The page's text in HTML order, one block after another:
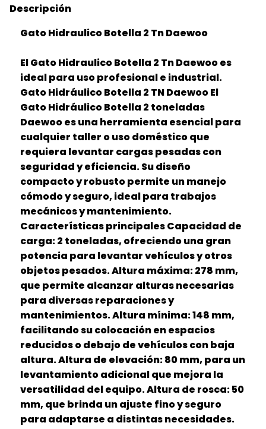
Descripción
Gato Hidraulico Botella 2 Tn Daewoo
El Gato Hidraulico Botella 2 Tn Daewoo es
ideal para uso profesional e industrial.
Gato Hidráulico Botella 2 TN Daewoo El
Gato Hidráulico Botella 2 toneladas
Daewoo es una herramienta esencial para
cualquier taller o uso doméstico que
requiera levantar cargas pesadas con
seguridad y eficiencia. Su diseño
compacto y robusto permite un manejo
cómodo y seguro, ideal para trabajos
mecánicos y mantenimiento.
Características principales Capacidad de
carga: 2 toneladas, ofreciendo una gran
potencia para levantar vehículos y otros
objetos pesados. Altura máxima: 278 mm,
que permite alcanzar alturas necesarias
para diversas reparaciones y
mantenimientos. Altura mínima: 148 mm,
facilitando su colocación en espacios
reducidos o debajo de vehículos con baja
altura. Altura de elevación: 80 mm, para un
levantamiento adicional que mejora la
versatilidad del equipo. Altura de rosca: 50
mm, que brinda un ajuste fino y seguro
para adaptarse a distintas necesidades.